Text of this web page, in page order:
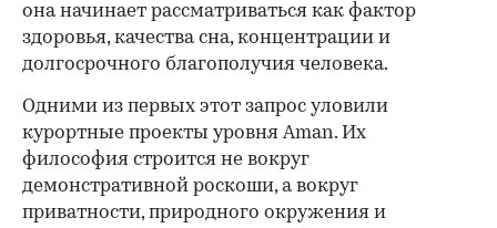
она начинает рассматриваться как фактор
здоровья, качества сна, концентрации и
долгосрочного благополучия человека.
Одними из первых этот запрос уловили
курортные проекты уровня Aman. Их
философия строится не вокруг
демонстративной роскоши, а вокруг
приватности, природного окружения и